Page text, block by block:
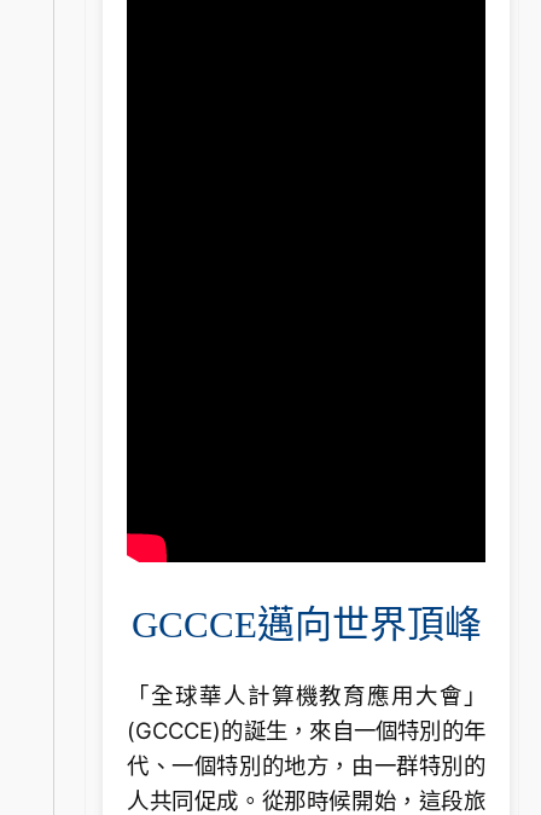
GCCCE邁向世界頂峰
「全球華人計算機教育應用大會」
(GCCCE)的誕生，來自一個特別的年
代、一個特別的地方，由一群特別的
人共同促成。從那時候開始，這段旅